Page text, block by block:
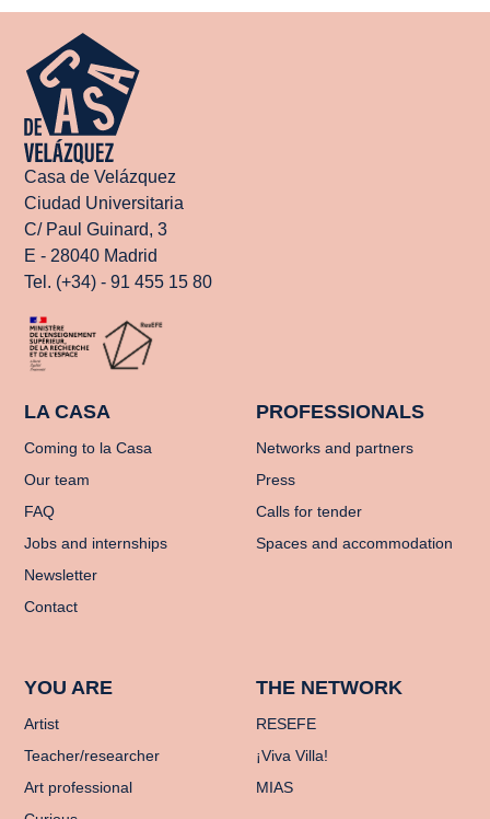
Casa de Velázquez
Ciudad Universitaria
C/ Paul Guinard, 3
E - 28040 Madrid
Tel. (+34) - 91 455 15 80
LA CASA
Coming to la Casa
Our team
FAQ
Jobs and internships
Newsletter
Contact
PROFESSIONALS
Networks and partners
Press
Calls for tender
Spaces and accommodation
YOU ARE
Artist
Teacher/researcher
Art professional
THE NETWORK
RESEFE
¡Viva Villa!
MIAS